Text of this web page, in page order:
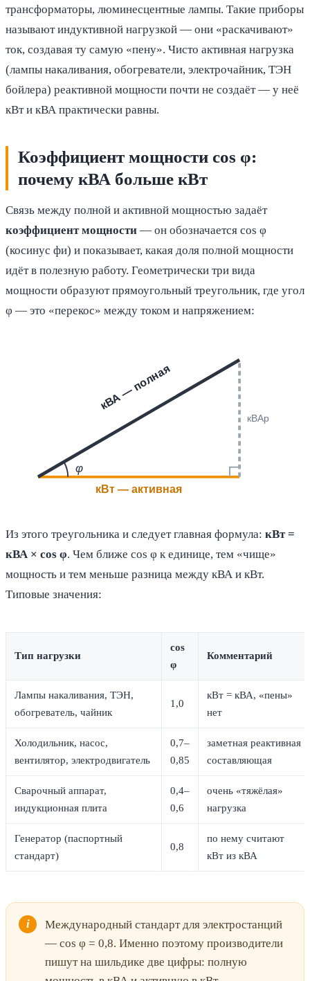
трансформаторы, люминесцентные лампы. Такие приборы
называют индуктивной нагрузкой — они «раскачивают»
ток, создавая ту самую «пену». Чисто активная нагрузка
(лампы накаливания, обогреватели, электрочайник, ТЭН
бойлера) реактивной мощности почти не создаёт — у неё
кВт и кВА практически равны.
Коэффициент мощности cos φ:
почему кВА больше кВт
Связь между полной и активной мощностью задаёт
коэффициент мощности — он обозначается cos φ
(косинус фи) и показывает, какая доля полной мощности
идёт в полезную работу. Геометрически три вида
мощности образуют прямоугольный треугольник, где угол
φ — это «перекос» между током и напряжением:
φ
кВт — активная
кВАр
кВА — полная
Из этого треугольника и следует главная формула: кВт =
кВА × cos φ. Чем ближе cos φ к единице, тем «чище»
мощность и тем меньше разница между кВА и кВт.
Типовые значения:
Тип нагрузки
cos
φ
Комментарий
Лампы накаливания, ТЭН,
обогреватель, чайник
1,0
кВт = кВА, «пены»
нет
Холодильник, насос,
вентилятор, электродвигатель
0,7–
0,85
заметная реактивная
составляющая
Сварочный аппарат,
индукционная плита
0,4–
0,6
очень «тяжёлая»
нагрузка
Генератор (паспортный
стандарт)
0,8
по нему считают
кВт из кВА
Международный стандарт для электростанций
— cos φ = 0,8. Именно поэтому производители
пишут на шильдике две цифры: полную